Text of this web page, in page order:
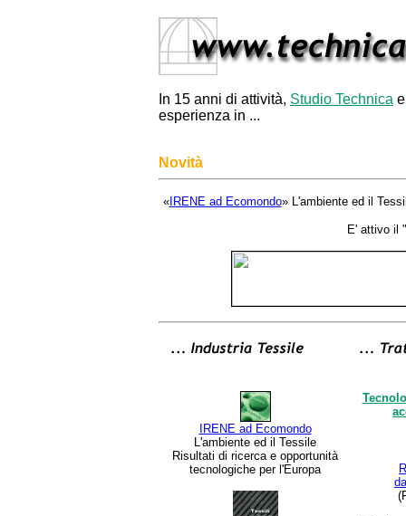
In 15 anni di attività, Studio Technica
esperienza in ...
Novità
«IRENE ad Ecomondo» L'ambiente ed il
E' attivo il "
IRENE ad Ecomondo
L'ambiente ed il Tessile
Risultati di ricerca e opportunità
tecnologiche per l'Europa